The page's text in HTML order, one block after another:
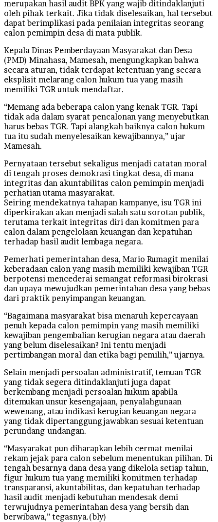
merupakan hasil audit BPK yang wajib ditindaklanjuti
oleh pihak terkait. Jika tidak diselesaikan, hal tersebut
dapat berimplikasi pada penilaian integritas seorang
calon pemimpin desa di mata publik.
Kepala Dinas Pemberdayaan Masyarakat dan Desa
(PMD) Minahasa, Mamesah, mengungkapkan bahwa
secara aturan, tidak terdapat ketentuan yang secara
eksplisit melarang calon hukum tua yang masih
memiliki TGR untuk mendaftar.
“Memang ada beberapa calon yang kenak TGR. Tapi
tidak ada dalam syarat pencalonan yang menyebutkan
harus bebas TGR. Tapi alangkah baiknya calon hukum
tua itu sudah menyelesaikan kewajibannya,” ujar
Mamesah.
Pernyataan tersebut sekaligus menjadi catatan moral
di tengah proses demokrasi tingkat desa, di mana
integritas dan akuntabilitas calon pemimpin menjadi
perhatian utama masyarakat.
Seiring mendekatnya tahapan kampanye, isu TGR ini
diperkirakan akan menjadi salah satu sorotan publik,
terutama terkait integritas diri dan komitmen para
calon dalam pengelolaan keuangan dan kepatuhan
terhadap hasil audit lembaga negara.
Pemerhati pemerintahan desa, Mario Rumagit menilai
keberadaan calon yang masih memiliki kewajiban TGR
berpotensi mencederai semangat reformasi birokrasi
dan upaya mewujudkan pemerintahan desa yang bebas
dari praktik penyimpangan keuangan.
“Bagaimana masyarakat bisa menaruh kepercayaan
penuh kepada calon pemimpin yang masih memiliki
kewajiban pengembalian kerugian negara atau daerah
yang belum diselesaikan? Ini tentu menjadi
pertimbangan moral dan etika bagi pemilih,” ujarnya.
Selain menjadi persoalan administratif, temuan TGR
yang tidak segera ditindaklanjuti juga dapat
berkembang menjadi persoalan hukum apabila
ditemukan unsur kesengajaan, penyalahgunaan
wewenang, atau indikasi kerugian keuangan negara
yang tidak dipertanggungjawabkan sesuai ketentuan
perundang-undangan.
“Masyarakat pun diharapkan lebih cermat menilai
rekam jejak para calon sebelum menentukan pilihan. Di
tengah besarnya dana desa yang dikelola setiap tahun,
figur hukum tua yang memiliki komitmen terhadap
transparansi, akuntabilitas, dan kepatuhan terhadap
hasil audit menjadi kebutuhan mendesak demi
terwujudnya pemerintahan desa yang bersih dan
berwibawa,” tegasnya.(bly)